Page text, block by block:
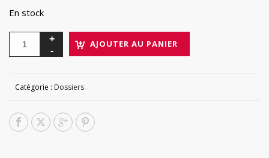
En stock
AJOUTER AU PANIER
Catégorie : Dossiers